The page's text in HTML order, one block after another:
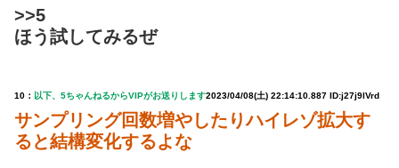
>>5
ほう試してみるぜ
10： 以下、5ちゃんねるからVIPがお送りします2023/04/08(土) 22:14:10.887 ID:j27j9lVrd
サンプリング回数増やしたりハイレゾ拡大す
ると結構変化するよな